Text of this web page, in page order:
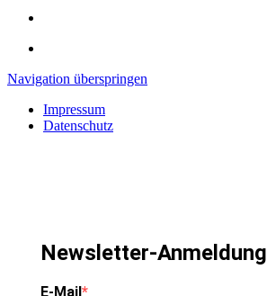
Navigation überspringen
Impressum
Datenschutz
Newsletter-Anmeldung
E-Mail